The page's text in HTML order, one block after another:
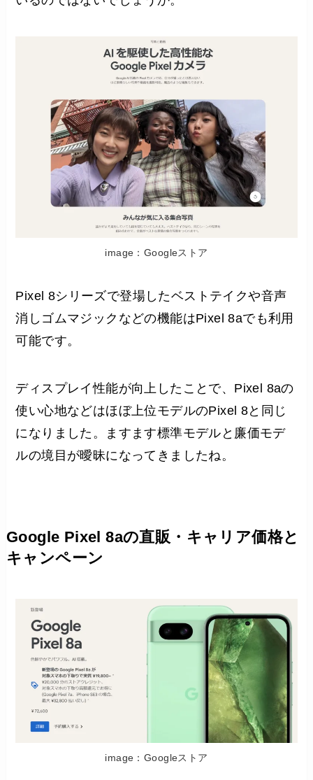
image：Googleストア
Pixel 8シリーズで登場したベストテイクや音声
消しゴムマジックなどの機能はPixel 8aでも利用
可能です。
ディスプレイ性能が向上したことで、Pixel 8aの
使い心地などはほぼ上位モデルのPixel 8と同じ
になりました。ますます標準モデルと廉価モデ
ルの境目が曖昧になってきましたね。
Google Pixel 8aの直販・キャリア価格と
キャンペーン
image：Googleストア